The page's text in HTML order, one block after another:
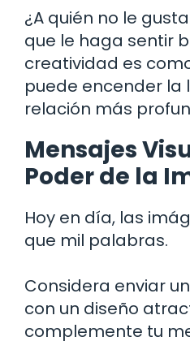
¿A quién no le
que le haga sentir
creatividad es
puede encender la
relación más
Mensajes
Poder de la
Hoy en día, las
que mil palabras.
Considera enviar
con un diseño
complemente tu